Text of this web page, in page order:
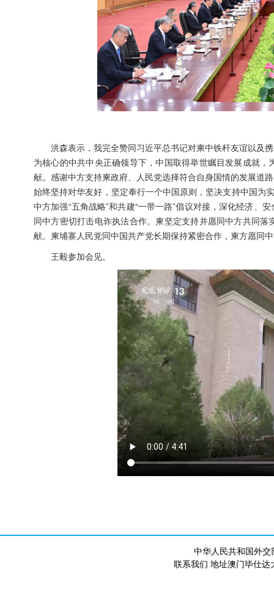
洪森表示，我完全赞同习近平总书记对柬中铁杆友谊以及
为核心的中共中央正确领导下，中国取得举世瞩目发展成就
献。感谢中方支持柬政府、人民党选择符合自身国情的发展道
始终坚持对华友好，坚定奉行一个中国原则，坚决支持中国为
中方加强“五角战略”和共建“一带一路”倡议对接，深化经济、
同中方密切打击电诈执法合作。柬坚定支持并愿同中方共同
献。柬埔寨人民党同中国共产党长期保持紧密合作，柬方愿同
王毅参加会见。
中华人民共和国外
联系我们 地址澳门毕仕